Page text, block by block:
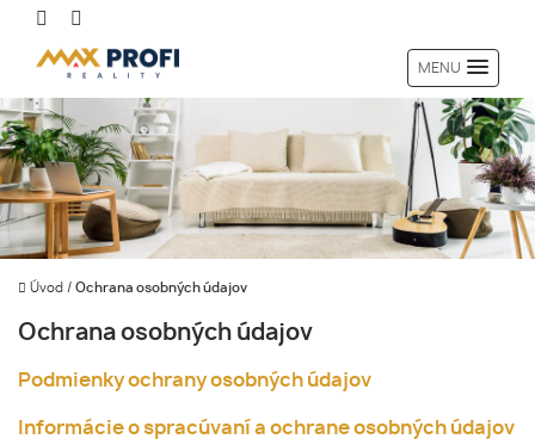
MENU
Úvod / Ochrana osobných údajov
Ochrana osobných údajov
Podmienky ochrany osobných údajov
Informácie o spracúvaní a ochrane osobných údajov